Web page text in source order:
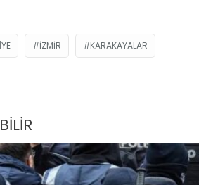
İZMIR KARAKAYALAR